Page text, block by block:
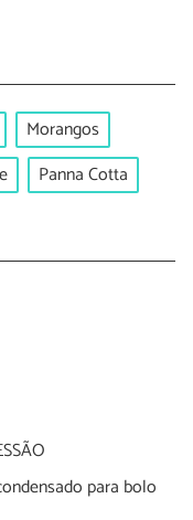
Morangos
Panna Cotta
para bolo